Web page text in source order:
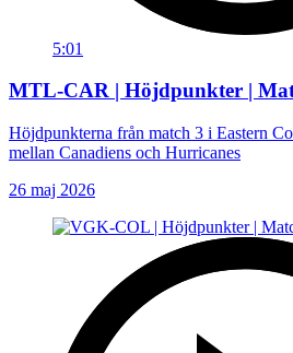
5:01
MTL-CAR | Höjdpunkter |
Höjdpunkterna från match 3 i Eastern
mellan Canadiens och Hurricanes
26 maj 2026